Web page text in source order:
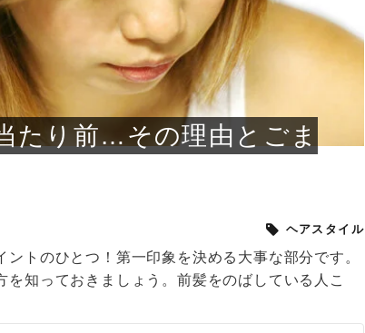
もっと見る
もっと見る
もっと見る
もっと見る
もっと見る
もっと見る
もっと見る
もっと見る
もっと見る
もっと見る
もっと見る
もっと見る
もっと見る
たり前…その理由とごま
ヘアスタイル
トのひとつ！第一印象を決める大事な部分です。
知っておきましょう。前髪をのばしている人こ